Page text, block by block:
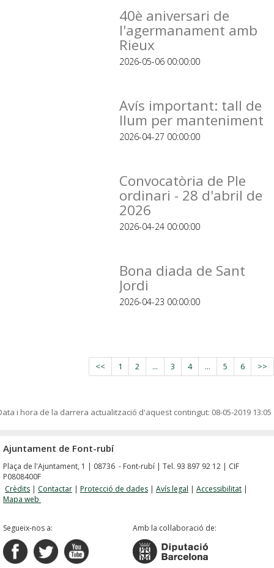
40è aniversari de
l'agermanament amb
Rieux
2026-05-06 00:00:00
Avís important: tall de
llum per manteniment
2026-04-27 00:00:00
Convocatòria de Ple
ordinari - 28 d'abril de
2026
2026-04-24 00:00:00
Bona diada de Sant
Jordi
2026-04-23 00:00:00
<< 1 2 ... 3 4 ... 5 6 >>
i hora de la darrera actualització d'aquest contingut: 08-05-2019 13:05
Ajuntament de Font-rubí
Plaça de l'Ajuntament, 1 | 08736 - Font-rubí | Tel. 93 897 92 12 | CIF
P0808400F
Crèdits | Contactar | Protecció de dades | Avís legal | Accessibilitat |
Mapa web
Segueix-nos a: Amb la col·laboració de: